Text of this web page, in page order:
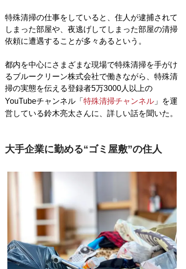
特殊清掃の仕事をしていると、住人が逮捕されて
しまった部屋や、夜逃げしてしまった部屋の清掃
依頼に遭遇することが多々あるという。
都内を中心にさまざまな現場で特殊清掃を手がけ
るブルークリーン株式会社で働きながら、特殊清
掃の実態を伝える登録者5万3000人以上の
YouTubeチャンネル「 特殊清掃チャンネル 」を運
営している鈴木亮太さんに、詳しい話を聞いた。
大手企業に勤める“ゴミ屋敷”の住人